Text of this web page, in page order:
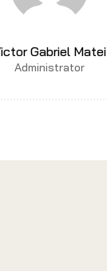
Gabriel Matei
Administrator